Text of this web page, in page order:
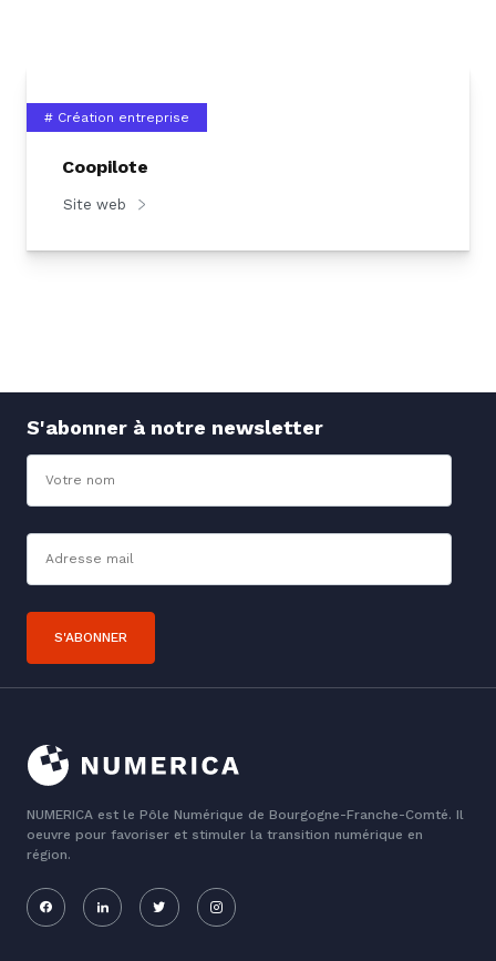
# Création entreprise
Coopilote
Site web
S'abonner à notre newsletter
S'ABONNER
NUMERICA est le Pôle Numérique de Bourgogne-Franche-Comté. Il
oeuvre pour favoriser et stimuler la transition numérique en
région.